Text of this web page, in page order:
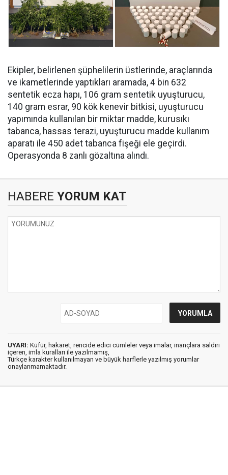
Ekipler, belirlenen şüphelilerin üstlerinde, araçlarında
ve ikametlerinde yaptıkları aramada, ⁠4 bin 632
sentetik ecza hapı, 106 gram sentetik uyuşturucu,
140 gram esrar, 90 kök kenevir bitkisi, uyuşturucu
yapımında kullanılan bir miktar madde, kurusıkı
tabanca, hassas terazi, uyuşturucu madde kullanım
aparatı ile 450 adet tabanca fişeği ele geçirdi.
Operasyonda 8 zanlı gözaltına alındı.
HABERE YORUM KAT
UYARI: Küfür, hakaret, rencide edici cümleler veya imalar, inançlara saldırı
içeren, imla kuralları ile yazılmamış,
Türkçe karakter kullanılmayan ve büyük harflerle yazılmış yorumlar
onaylanmamaktadır.